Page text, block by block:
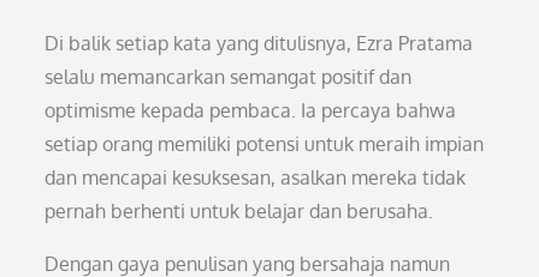
Di balik setiap kata yang ditulisnya, Ezra Pratama
selalu memancarkan semangat positif dan
optimisme kepada pembaca. Ia percaya bahwa
setiap orang memiliki potensi untuk meraih impian
dan mencapai kesuksesan, asalkan mereka tidak
pernah berhenti untuk belajar dan berusaha.
Dengan gaya penulisan yang bersahaja namun